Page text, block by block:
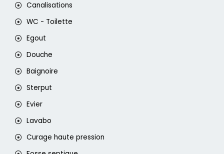
Canalisations
WC - Toilette
Egout
Douche
Baignoire
Sterput
Evier
Lavabo
Curage haute pression